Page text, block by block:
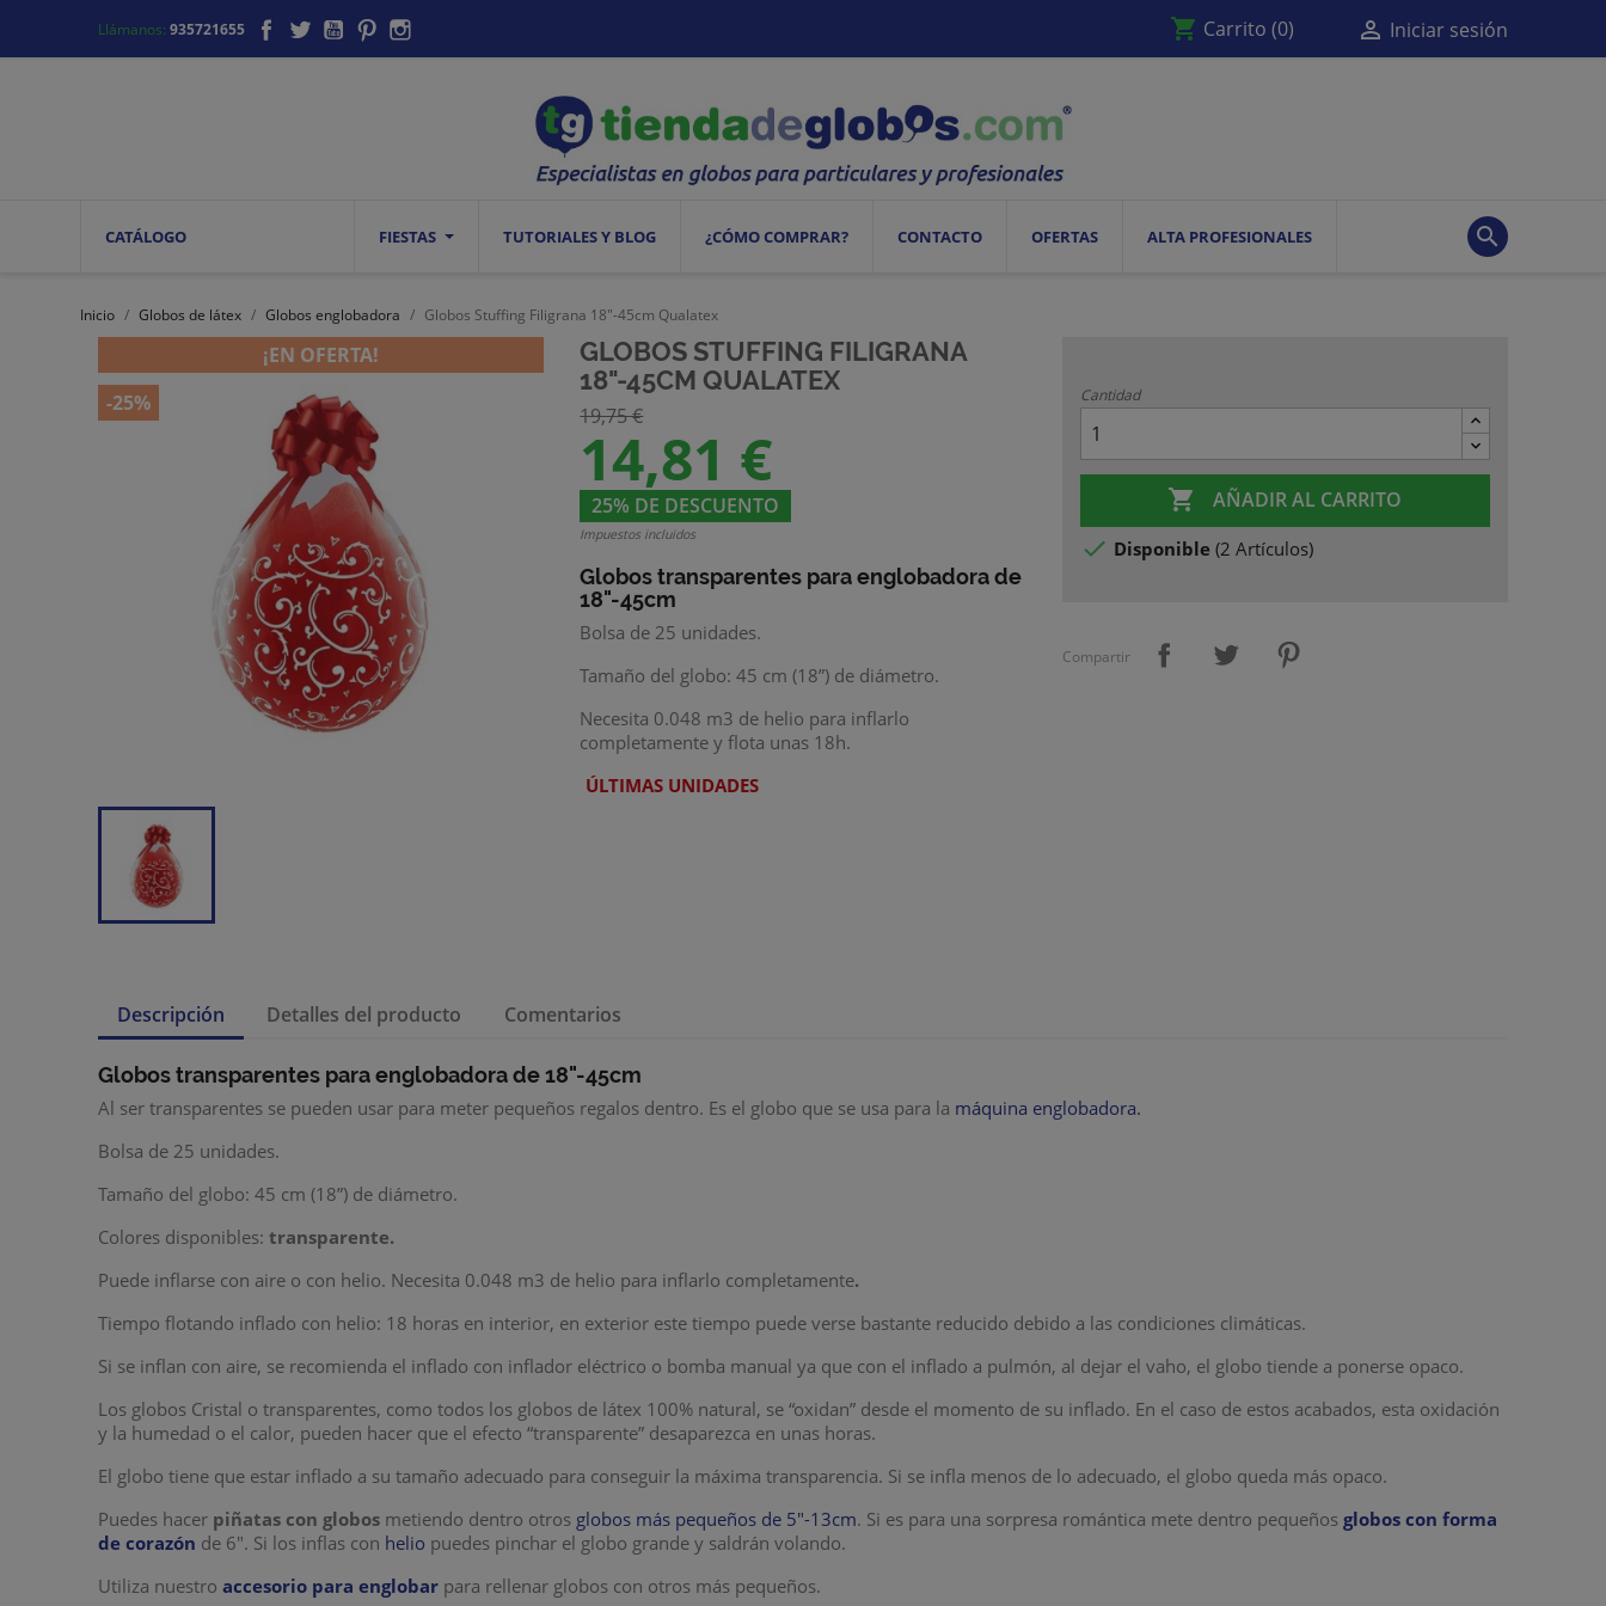
Llámanos:935721655 Facebook
TwitterYouTubePinterest shopping_cart Carrito (0)  Iniciar sesión
CATÁLOGO FIESTAS TUTORIALES Y BLOG ¿CÓMO COMPRAR? CONTACTO OFERTAS ALTA PROFESIONALES 
Inicio Globos de látex Globos englobadora Globos Stuffing Filigrana 18"-45cm Qualatex
¡EN OFERTA!
-25%
GLOBOS STUFFING FILIGRANA
18"-45CM QUALATEX
19,75 €
14,81 €
25% DE DESCUENTO
Impuestos incluidos
Globos transparentes para englobadora de
18"-45cm
Bolsa de 25 unidades.
Tamaño del globo: 45 cm (18”) de diámetro.
Necesita 0.048 m3 de helio para inflarlo
completamente y flota unas 18h.
ÚLTIMAS UNIDADES
Cantidad
 AÑADIR AL CARRITO
 Disponible (2 Artículos)
Compartir
Descripción Detalles del producto Comentarios
Globos transparentes para englobadora de 18"-45cm
Al ser transparentes se pueden usar para meter pequeños regalos dentro. Es el globo que se usa para la máquina englobadora.
Bolsa de 25 unidades.
Tamaño del globo: 45 cm (18”) de diámetro.
Colores disponibles:transparente.
Puede inflarse con aire o con helio. Necesita 0.048 m3 de helio para inflarlo completamente.
Tiempo flotando inflado con helio: 18 horas en interior, en exterior este tiempo puede verse bastante reducido debido a las condiciones climáticas.
Si se inflan con aire, se recomienda el inflado con inflador eléctrico o bomba manual ya que con el inflado a pulmón, al dejar el vaho, el globo tiende a ponerse opaco.
Los globos Cristal o transparentes, como todos los globos de látex 100% natural, se “oxidan” desde el momento de su inflado. En el caso de estos acabados, esta oxidación
y la humedad o el calor, pueden hacer que el efecto “transparente” desaparezca en unas horas.
El globo tiene que estar inflado a su tamaño adecuado para conseguir la máxima transparencia. Si se infla menos de lo adecuado, el globo queda más opaco.
Puedes hacer piñatas con globos metiendo dentro otros globos más pequeños de 5"-13cm. Si es para una sorpresa romántica mete dentro pequeñosglobos con forma
de corazón de 6". Si los inflas con helio puedes pinchar el globo grande y saldrán volando.
Utiliza nuestro accesorio para englobar para rellenar globos con otros más pequeños.